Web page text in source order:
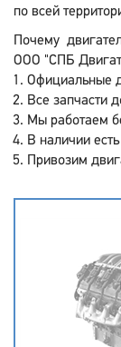
по всей
Почему
ООО "СПБ
Официальные
Все запчасти
Мы работаем
В наличии
Привозим